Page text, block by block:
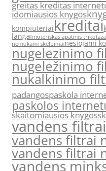
greitas kreditas
idomiausios knygos
kompiuteriaikreditai
langaimoteriskas apatinis
nemokami skelbimainesiojami
nugelezinimo
nugeležinimo
nukalkinimo
padangospaskola
paskolos
skaitomiausios knygos
vandens filtrai
vandens filtrai
vandens filtrai
vandens